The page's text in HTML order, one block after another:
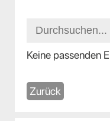
Keine passenden
Zurück